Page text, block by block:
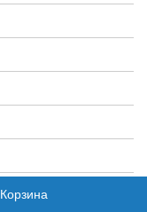
Корзина